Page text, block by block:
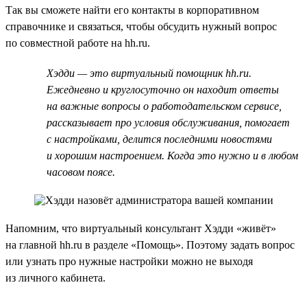
Так вы сможете найти его контакты в корпоративном
справочнике и связаться, чтобы обсудить нужный вопрос
по совместной работе на hh.ru.
Хэдди — это виртуальный помощник hh.ru.
Ежедневно и круглосуточно он находит ответы
на важные вопросы о работодательском сервисе,
рассказывает про условия обслуживания, помогает
с настройками, делится последними новостями
и хорошим настроением. Когда это нужно и в любом
часовом поясе.
Напомним, что виртуальный консультант Хэдди «живёт»
на главной hh.ru в разделе «Помощь». Поэтому задать вопрос
или узнать про нужные настройки можно не выходя
из личного кабинета.